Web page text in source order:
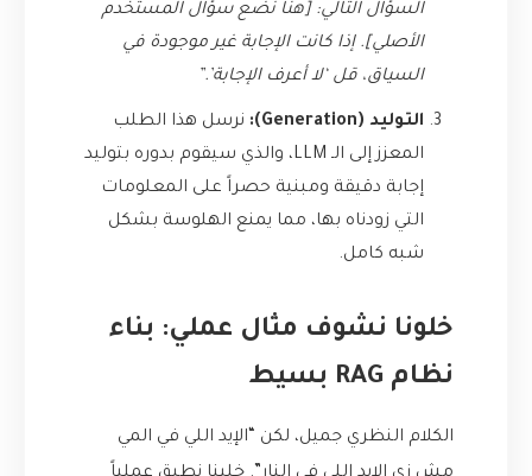
السؤال التالي: [هنا نضع سؤال المستخدم
الأصلي]. إذا كانت الإجابة غير موجودة في
السياق، قل ‘لا أعرف الإجابة’.”
التوليد (Generation):
نرسل هذا الطلب
المعزز إلى الـ LLM، والذي سيقوم بدوره بتوليد
إجابة دقيقة ومبنية حصراً على المعلومات
التي زودناه بها، مما يمنع الهلوسة بشكل
شبه كامل.
خلونا نشوف مثال عملي: بناء
نظام RAG بسيط
الكلام النظري جميل، لكن “الإيد اللي في المي